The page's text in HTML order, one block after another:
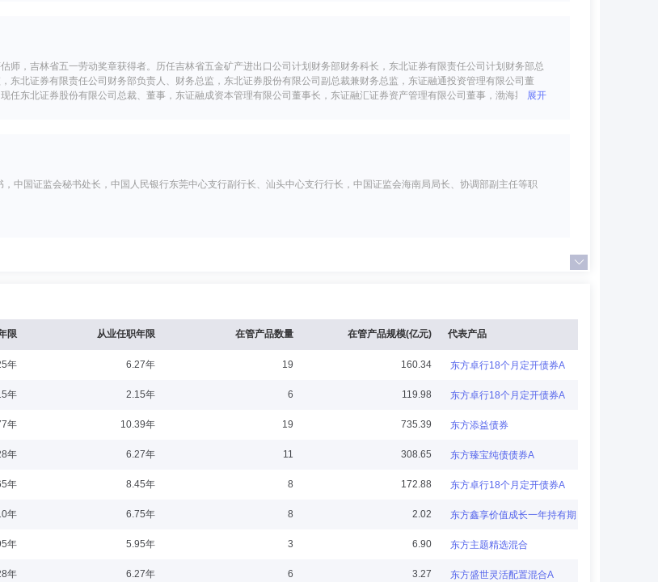
师，吉林省五一劳动奖章获得者。历任吉林省五金矿产进出口公司计划财务部财务科长，东北证券有限责任公司计划财务部总
东北证券有限责任公司财务部负责人、财务总监，东北证券股份有限公司副总裁兼财务总监，东证融通投资管理有限公司董
任东北证券股份有限公司总裁、董事，东证融成资本管理有限公司董事长，东证融汇证券资产管理有限公司董事，渤海期货股
展开
中国证监会秘书处长，中国人民银行东莞中心支行副行长、汕头中心支行行长，中国证监会海南局局长、协调部副主任等职
高级管理人员任职资格。1992年7月至1998年8月曾在吉林物贸股份有限公司、君安证券有限责任公司、吉林省信托营业部
总经理、总经理；2004年4月至2011年4月，任东北证券股份有限公司长春同志街营业部总经理、杭州营业部总经理、营销
年5月任东方基金管理有限责任公司总经理助理兼市场总监；2013年5月至今任东方基金管理有限责任公司副总经理。
资源管理员、海航集团财务有限公司金融服务部信贷信息主管、公司业务经理、总经理助理，资金信贷部副总经理、总经
信托投资公司职员，华泰证券股份有限公司长春同志街营业部交易部经理、总经理助理，东北证券股份有限公司长春自由大路
户服务部总经理、机构业务部总经理、总裁助理、经纪业务发展与管理委员会副主任、金融产品部总经理、职工监事、东证
理委员会主任，兼任东证融汇证券资产管理有限公司董事、渤海期货股份有限公司董事。
限 从业任职年限 在管产品数量 在管产品规模(亿元) 代表产品
年 6.27年 19 160.34 东方卓行18个月定开债券A
年 2.15年 6 119.98 东方卓行18个月定开债券A
年 10.39年 19 735.39 东方添益债券
年 6.27年 11 308.65 东方臻宝纯债债券A
年 8.45年 8 172.88 东方卓行18个月定开债券A
年 6.75年 8 2.02 东方鑫享价值成长一年持有期混合A
年 5.95年 3 6.90 东方主题精选混合
年 6.27年 6 3.27 东方盛世灵活配置混合A